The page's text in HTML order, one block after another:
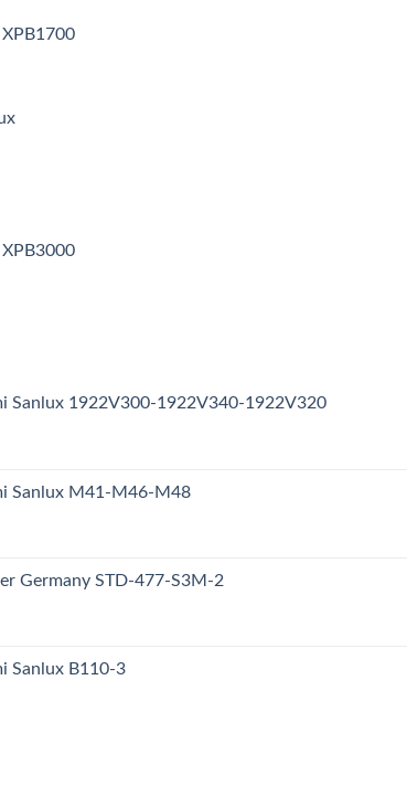
Sanlux 1922V300-1922V340-1922V320
Sanlux M41-M46-M48
Germany STD-477-S3M-2
Sanlux B110-3